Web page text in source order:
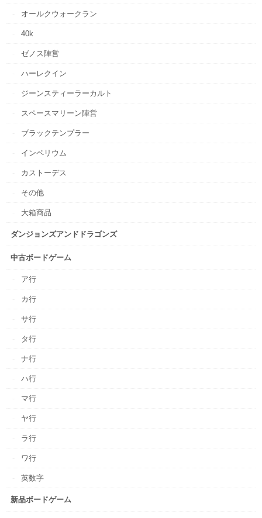
オールクウォークラン
40k
ゼノス陣営
ハーレクイン
ジーンスティーラーカルト
スペースマリーン陣営
ブラックテンプラー
インペリウム
カストーデス
その他
大箱商品
ダンジョンズアンドドラゴンズ
中古ボードゲーム
ア行
カ行
サ行
タ行
ナ行
ハ行
マ行
ヤ行
ラ行
ワ行
英数字
新品ボードゲーム